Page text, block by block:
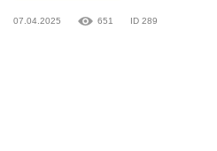
07.04.2025 651 ID 289